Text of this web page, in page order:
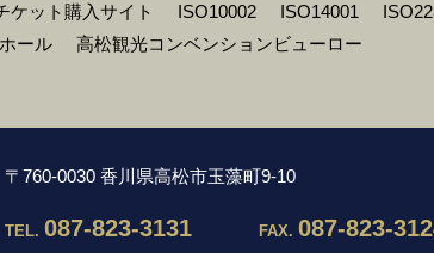
ケット購入サイト ISO10002 ISO14001
ール
高松観光コンベンションビューロー
〒760-0030 香川県高松市玉藻町9-10
TEL. 087-823-3131 FAX. 087-823-